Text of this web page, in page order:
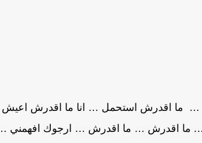
… ما اقدرش استحمل … انا ما اقدرش
…. ما اقدرش … ما اقدرش … ارجوك افهمني